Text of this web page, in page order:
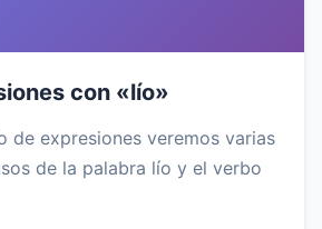
con «lío»
de expresiones veremos varias
de la palabra lío y el verbo